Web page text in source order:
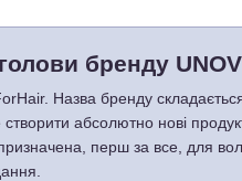
бренду
Назва бренду
абсолютно нові
перш за все, для